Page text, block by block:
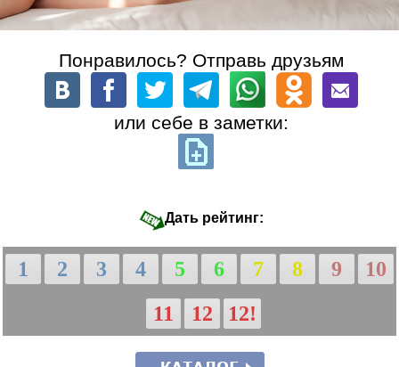
Понравилось? Отправь друзьям
или себе в заметки:
Дать рейтинг:
1 2 3 4 5 6 7 8 9
10
11
12 12!